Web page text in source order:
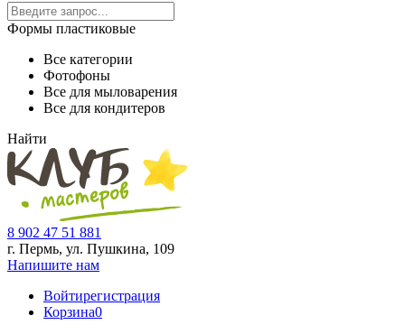
Формы пластиковые
Все категории
Фотофоны
Все для мыловарения
Все для кондитеров
Найти
8 902 47 51 881
г. Пермь, ул. Пушкина, 109
Напишите нам
Войтирегистрация
Корзина0